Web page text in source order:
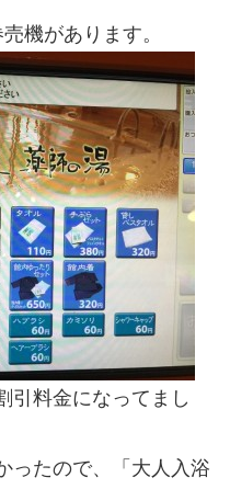
機があります。
引料金になってまし
ったので、「大人入浴